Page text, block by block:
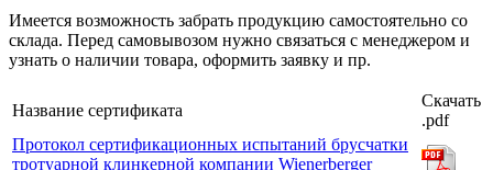
Имеется возможность забрать продукцию самостоятельно со
склада. Перед самовывозом нужно связаться с менеджером и
узнать о наличии товара, оформить заявку и пр.
Название сертификата
Скачать
.pdf
Протокол сертификационных испытаний брусчатки
тротуарной клинкерной компании Wienerberger